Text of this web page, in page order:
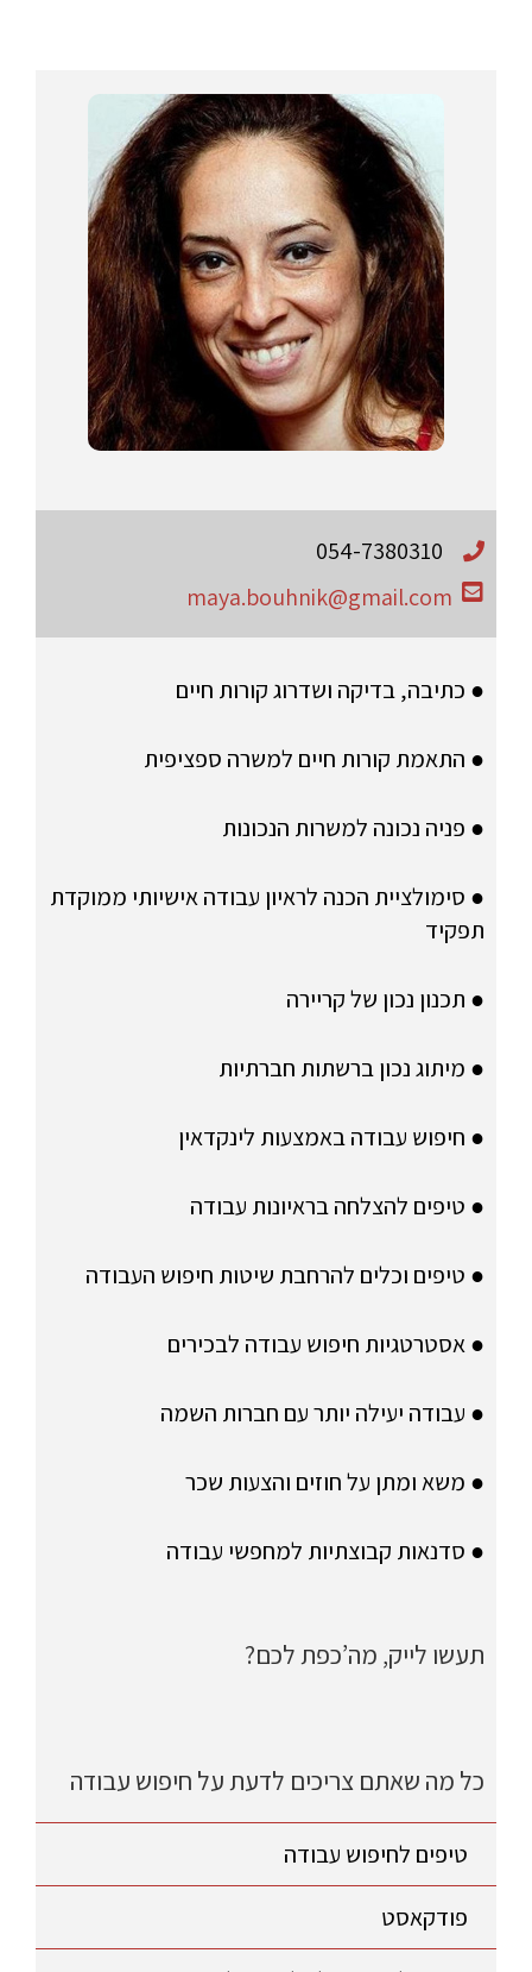
054-7380310
maya.bouhnik@gmail.com
● כתיבה, בדיקה ושדרוג קורות חיים
● התאמת קורות חיים למשרה ספציפית
● פניה נכונה למשרות הנכונות
● סימולציית הכנה לראיון עבודה אישיותי ממוקדת
תפקיד
● תכנון נכון של קריירה
● מיתוג נכון ברשתות חברתיות
● חיפוש עבודה באמצעות לינקדאין
● טיפים להצלחה בראיונות עבודה
● טיפים וכלים להרחבת שיטות חיפוש העבודה
● אסטרטגיות חיפוש עבודה לבכירים
● עבודה יעילה יותר עם חברות השמה
● משא ומתן על חוזים והצעות שכר
● סדנאות קבוצתיות למחפשי עבודה
תעשו לייק, מה’כפת לכם?
כל מה שאתם צריכים לדעת על חיפוש עבודה
טיפים לחיפוש עבודה
פודקאסט